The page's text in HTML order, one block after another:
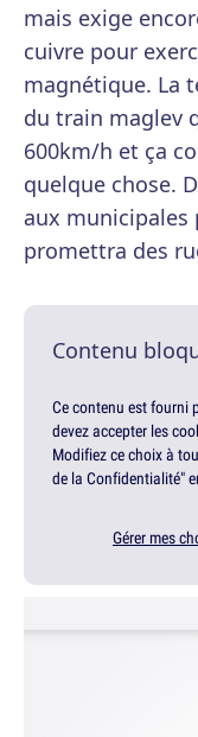
mais exige
cuivre pour
magnétique. La
du train maglev
600km/h et ça
quelque chose.
aux municipales
promettra des
Contenu
Ce contenu est fourni
devez accepter les
Modifiez ce choix à
de la Confidentialité"
Gérer mes